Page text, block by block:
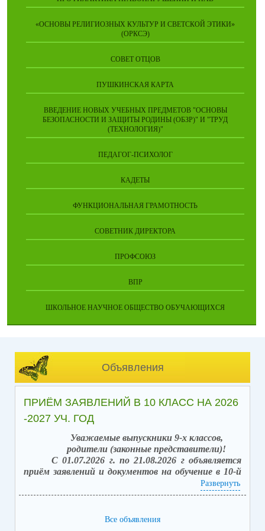
«ОСНОВЫ РЕЛИГИОЗНЫХ КУЛЬТУР И СВЕТСКОЙ ЭТИКИ»
(ОРКСЭ)
СОВЕТ ОТЦОВ
ПУШКИНСКАЯ КАРТА
ВВЕДЕНИЕ НОВЫХ УЧЕБНЫХ ПРЕДМЕТОВ "ОСНОВЫ
БЕЗОПАСНОСТИ И ЗАЩИТЫ РОДИНЫ (ОБЗР)" И "ТРУД
(ТЕХНОЛОГИЯ)"
ПЕДАГОГ-ПСИХОЛОГ
КАДЕТЫ
ФУНКЦИОНАЛЬНАЯ ГРАМОТНОСТЬ
СОВЕТНИК ДИРЕКТОРА
ПРОФСОЮЗ
ВПР
ШКОЛЬНОЕ НАУЧНОЕ ОБЩЕСТВО ОБУЧАЮЩИХСЯ
Объявления
ПРИЁМ ЗАЯВЛЕНИЙ В 10 КЛАСС НА 2026
-2027 УЧ. ГОД
Уважаемые выпускники 9-х классов,
родители (законные представители)!
С 01.07.2026 г. по 21.08.2026 г объявляется
приём заявлений и документов на обучение в 10-й
класс (после получения аттестата об основном
общем образовании).
Способы подачи заявлений:
Развернуть
Все объявления